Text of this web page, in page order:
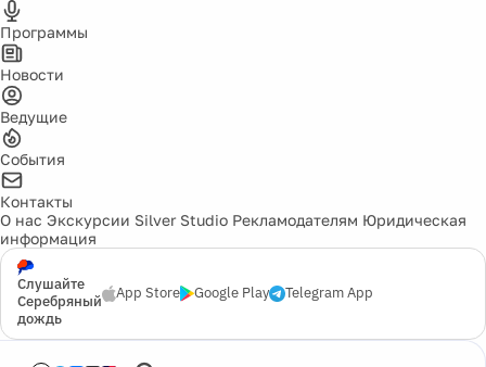
Программы
Новости
Ведущие
События
Контакты
О нас Экскурсии Silver Studio Рекламодателям Юридическая
информация
Слушайте
Серебряный
дождь
App Store Google Play Telegram App